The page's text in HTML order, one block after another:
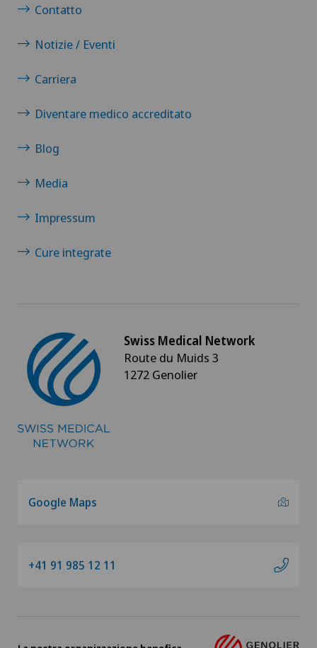
Contatto
Notizie / Eventi
Carriera
Diventare medico accreditato
Blog
Media
Impressum
Cure integrate
Swiss Medical Network
Route du Muids 3
1272 Genolier
Google Maps
+41 91 985 12 11